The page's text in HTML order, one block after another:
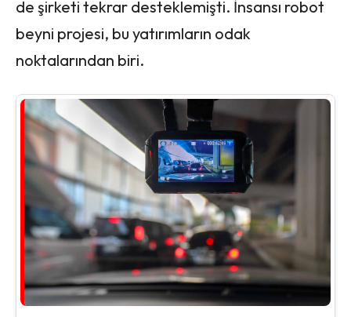
de şirketi tekrar desteklemişti. İnsansı robot
beyni projesi, bu yatırımların odak
noktalarından biri.